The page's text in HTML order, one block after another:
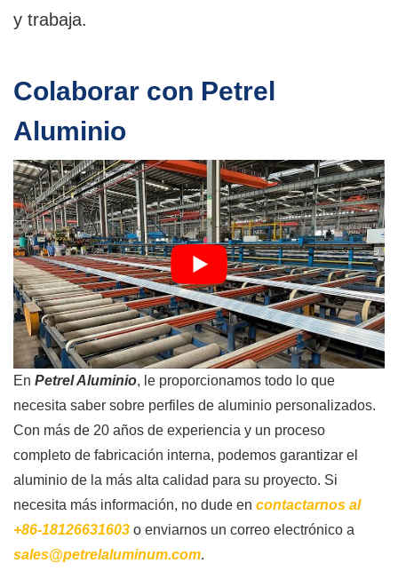
y trabaja.
Colaborar con Petrel
Aluminio
En Petrel Aluminio, le proporcionamos todo lo que
necesita saber sobre perfiles de aluminio personalizados.
Con más de 20 años de experiencia y un proceso
completo de fabricación interna, podemos garantizar el
aluminio de la más alta calidad para su proyecto. Si
necesita más información, no dude en contactarnos al
+86-18126631603 o enviarnos un correo electrónico a
sales@petrelaluminum.com.